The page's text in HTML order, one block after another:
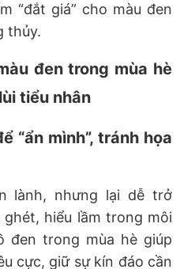
“đắt giá” cho màu đen
thủy.
đen trong mùa hè
tiểu nhân
“ẩn mình”, tránh họa
lành, nhưng lại dễ trở
hiểu lầm trong môi
đen trong mùa hè giúp
cực, giữ sự kín đáo cần